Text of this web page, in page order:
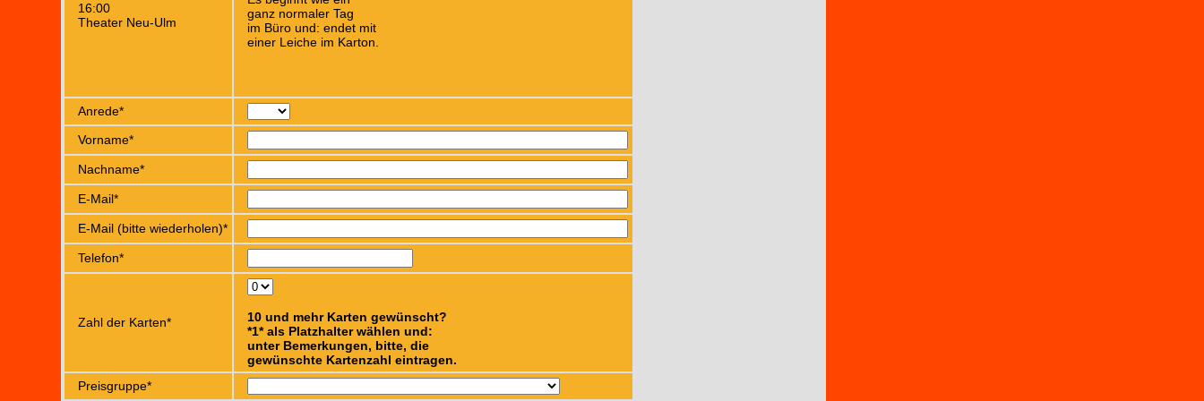
16:00
Theater Neu-Ulm
ganz normaler Tag
im Büro und: endet mit
einer Leiche im Karton.
Anrede*
Vorname*
Nachname*
E-Mail*
E-Mail (bitte wiederholen)*
Telefon*
Zahl der Karten*
10 und mehr Karten gewünscht?
*1* als Platzhalter wählen und:
unter Bemerkungen, bitte, die
gewünschte Kartenzahl eintragen.
Preisgruppe*